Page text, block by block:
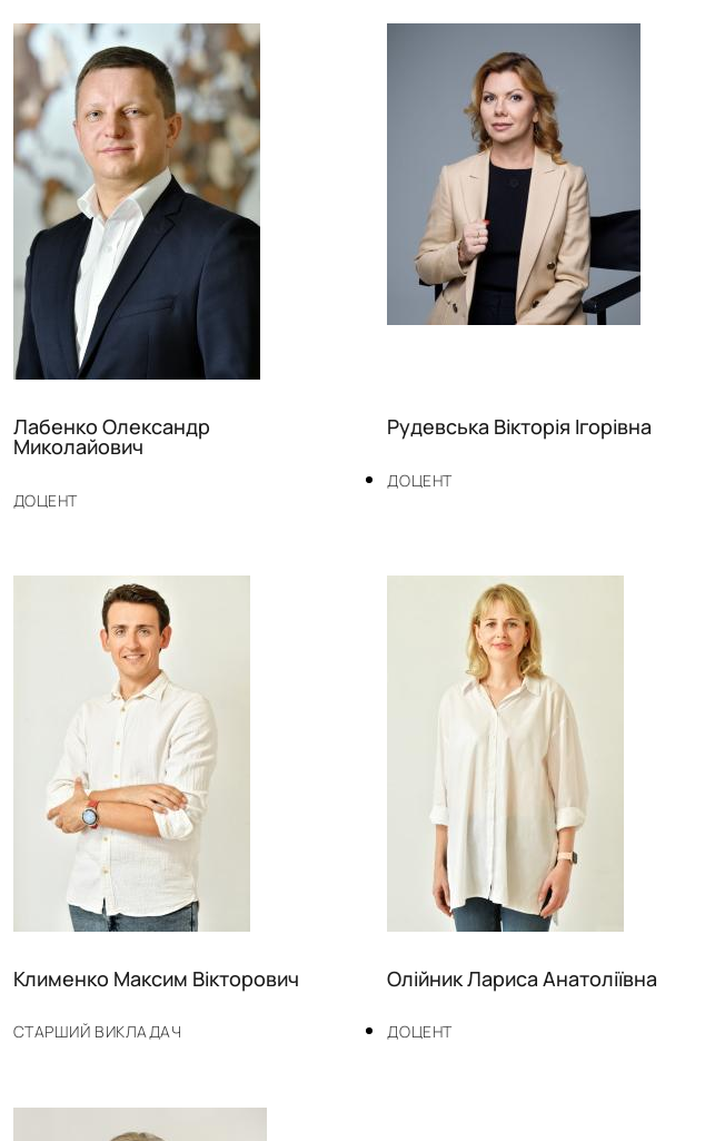
ДОЦЕНТ
Лабенко Олександр
Миколайович
ДОЦЕНТ
Рудевська Вікторія Ігорівна
СТАРШИЙ ВИКЛАДАЧ
Клименко Максим Вікторович
ДОЦЕНТ
Олійник Лариса Анатоліївна